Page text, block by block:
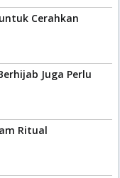
Cerahkan
Juga Perlu
Ritual